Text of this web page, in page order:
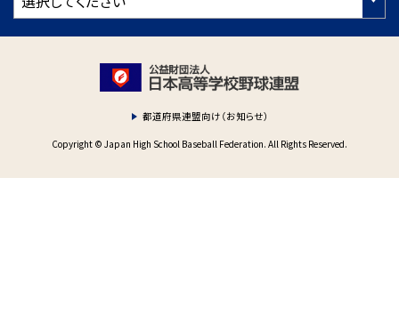
都道府県連盟向け（お知らせ）
Copyright © Japan High School Baseball Federation. All Rights Reserved.